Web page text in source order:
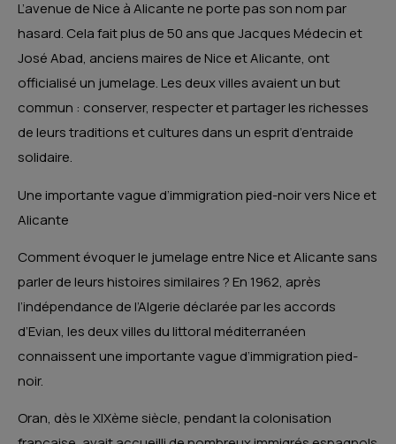
L’avenue de Nice à Alicante ne porte pas son nom par
hasard. Cela fait plus de 50 ans que Jacques Médecin et
José Abad, anciens maires de Nice et Alicante, ont
officialisé un jumelage. Les deux villes avaient un but
commun : conserver, respecter et partager les richesses
de leurs traditions et cultures dans un esprit d’entraide
solidaire.
Une importante vague d’immigration pied-noir vers Nice et
Alicante
Comment évoquer le jumelage entre Nice et Alicante sans
parler de leurs histoires similaires ? En 1962, après
l’indépendance de l’Algerie déclarée par les accords
d’Evian, les deux villes du littoral méditerranéen
connaissent une importante vague d’immigration pied-
noir.
Oran, dès le XIXème siècle, pendant la colonisation